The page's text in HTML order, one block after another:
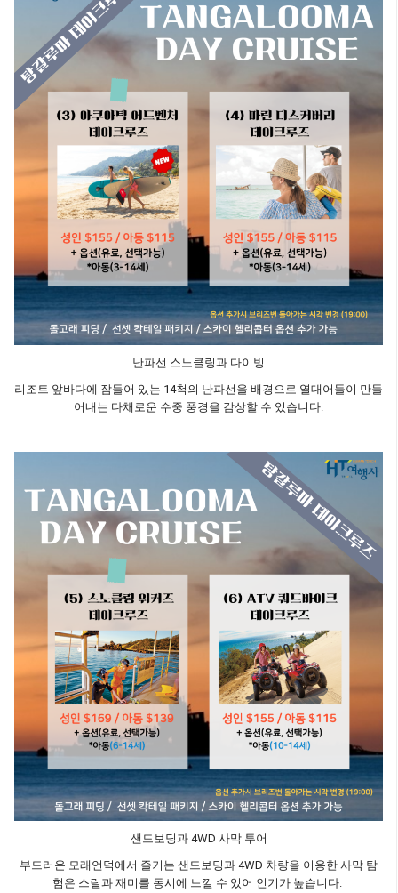
난파선 스노클링과 다이빙
리조트 앞바다에 잠들어 있는 14척의 난파선을 배경으로 열대어들이 만들
어내는 다채로운 수중 풍경을 감상할 수 있습니다.
샌드보딩과 4WD 사막 투어
부드러운 모래언덕에서 즐기는 샌드보딩과 4WD 차량을 이용한 사막 탐
험은 스릴과 재미를 동시에 느낄 수 있어 인기가 높습니다.